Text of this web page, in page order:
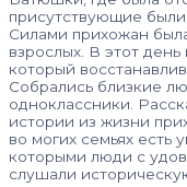
присутствующие
Силами прихожан
взрослых. В этот
который
Собрались близкие
одноклассники.
истории из жизни
во могих семьях есть
которыми люди с
слушали